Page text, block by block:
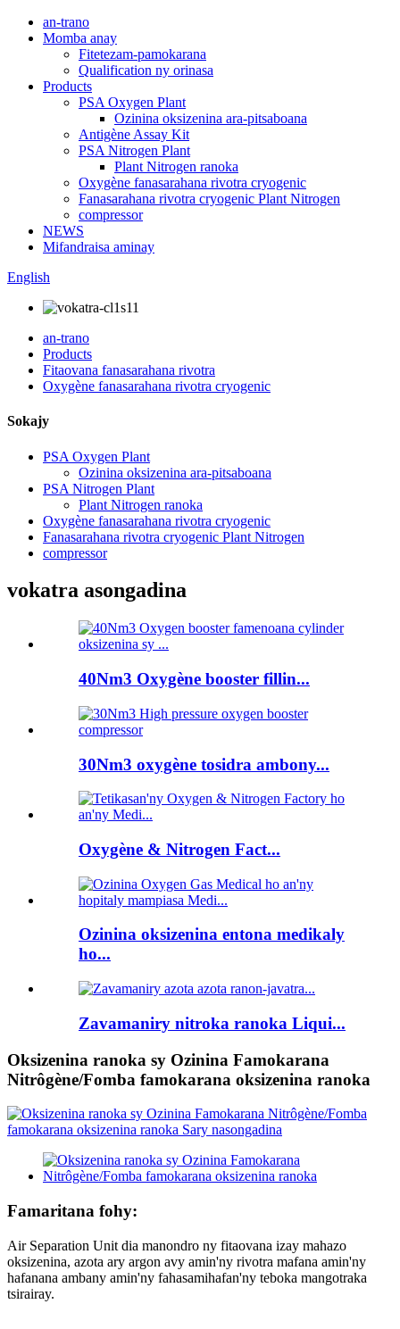
an-trano
Momba anay
Fitetezam-pamokarana
Qualification ny orinasa
Products
PSA Oxygen Plant
Ozinina oksizenina ara-pitsaboana
Antigène Assay Kit
PSA Nitrogen Plant
Plant Nitrogen ranoka
Oxygène fanasarahana rivotra cryogenic
Fanasarahana rivotra cryogenic Plant Nitrogen
compressor
NEWS
Mifandraisa aminay
English
an-trano
Products
Fitaovana fanasarahana rivotra
Oxygène fanasarahana rivotra cryogenic
Sokajy
PSA Oxygen Plant
Ozinina oksizenina ara-pitsaboana
PSA Nitrogen Plant
Plant Nitrogen ranoka
Oxygène fanasarahana rivotra cryogenic
Fanasarahana rivotra cryogenic Plant Nitrogen
compressor
vokatra asongadina
40Nm3 Oxygène booster fillin...
30Nm3 oxygène tosidra ambony...
Oxygène & Nitrogen Fact...
Ozinina oksizenina entona medikaly
ho...
Zavamaniry nitroka ranoka Liqui...
Oksizenina ranoka sy Ozinina Famokarana
Nitrôgène/Fomba famokarana oksizenina ranoka
Famaritana fohy:
Air Separation Unit dia manondro ny fitaovana izay mahazo
oksizenina, azota ary argon avy amin'ny rivotra mafana amin'ny
hafanana ambany amin'ny fahasamihafan'ny teboka mangotraka
tsirairay.